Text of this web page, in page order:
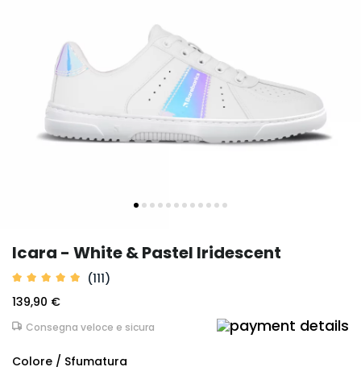
Icara - White & Pastel Iridescent
(111)
139,90 €
Consegna veloce e sicura
Colore / Sfumatura